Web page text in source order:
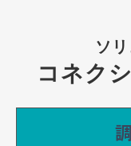
ソ
コネク